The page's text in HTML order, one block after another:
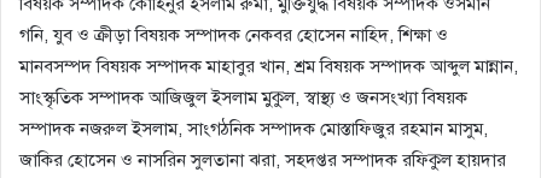
গনি, যুব ও ক্রীড়া বিষয়ক সম্পাদক নেকবর হোসেন নাহিদ, শিক্ষা ও
মানবসম্পদ বিষয়ক সম্পাদক মাহাবুর খান, শ্রম বিষয়ক সম্পাদক আব্দুল মান্নান,
সাংস্কৃতিক সম্পাদক আজিজুল ইসলাম মুকুল, স্বাস্থ্য ও জনসংখ্যা বিষয়ক
সম্পাদক নজরুল ইসলাম, সাংগঠনিক সম্পাদক মোস্তাফিজুর রহমান মাসুম,
জাকির হোসেন ও নাসরিন সুলতানা ঝরা, সহদপ্তর সম্পাদক রফিকুল হায়দার